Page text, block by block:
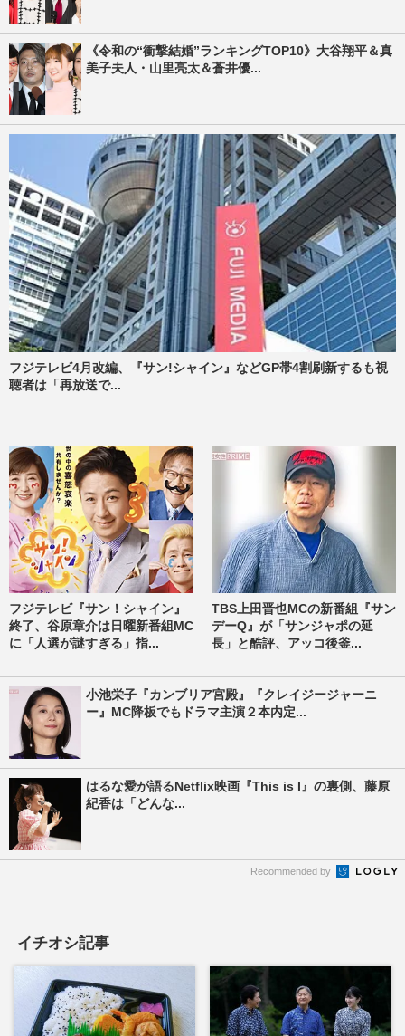
《令和の“衝撃結婚”ランキングTOP10》大谷翔平＆真
美子夫人・山里亮太＆蒼井優...
フジテレビ4月改編、『サン!シャイン』などGP帯4割刷新するも視
聴者は「再放送で...
フジテレビ『サン！シャイン』
終了、谷原章介は日曜新番組MC
に「人選が謎すぎる」指...
TBS上田晋也MCの新番組『サン
デーQ』が「サンジャポの延
長」と酷評、アッコ後釜...
小池栄子『カンブリア宮殿』『クレイジージャーニ
ー』MC降板でもドラマ主演２本内定...
はるな愛が語るNetflix映画『This is I』の裏側、藤原
紀香は「どんな...
Recommended by
イチオシ記事